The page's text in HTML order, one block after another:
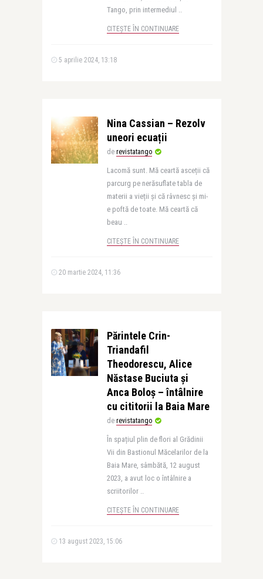
Tango, prin intermediul ..
CITEȘTE ÎN CONTINUARE
5 aprilie 2024, 13:18
Nina Cassian – Rezolv
uneori ecuații
de revistatango
Lacomă sunt. Mă ceartă asceții că
parcurg pe nerăsuflate tabla de
materii a vieții și că râvnesc și mi-
e poftă de toate. Mă ceartă că
beau ..
CITEȘTE ÎN CONTINUARE
20 martie 2024, 11:36
Părintele Crin-
Triandafil
Theodorescu, Alice
Năstase Buciuta și
Anca Boloș – întâlnire
cu cititorii la Baia Mare
de revistatango
În spațiul plin de flori al Grădinii
Vii din Bastionul Măcelarilor de la
Baia Mare, sâmbătă, 12 august
2023, a avut loc o întâlnire a
scriitorilor ..
CITEȘTE ÎN CONTINUARE
13 august 2023, 15:06